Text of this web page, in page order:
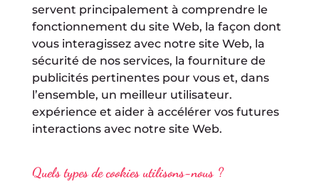
servent principalement à comprendre le
fonctionnement du site Web, la façon dont
vous interagissez avec notre site Web, la
sécurité de nos services, la fourniture de
publicités pertinentes pour vous et, dans
l’ensemble, un meilleur utilisateur.
expérience et aider à accélérer vos futures
interactions avec notre site Web.
Quels types de cookies utilisons-nous ?